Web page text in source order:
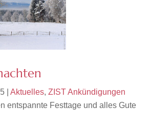
|Aktuelles,ZIST Ankündigungen
entspannte Festtage und alles Gute